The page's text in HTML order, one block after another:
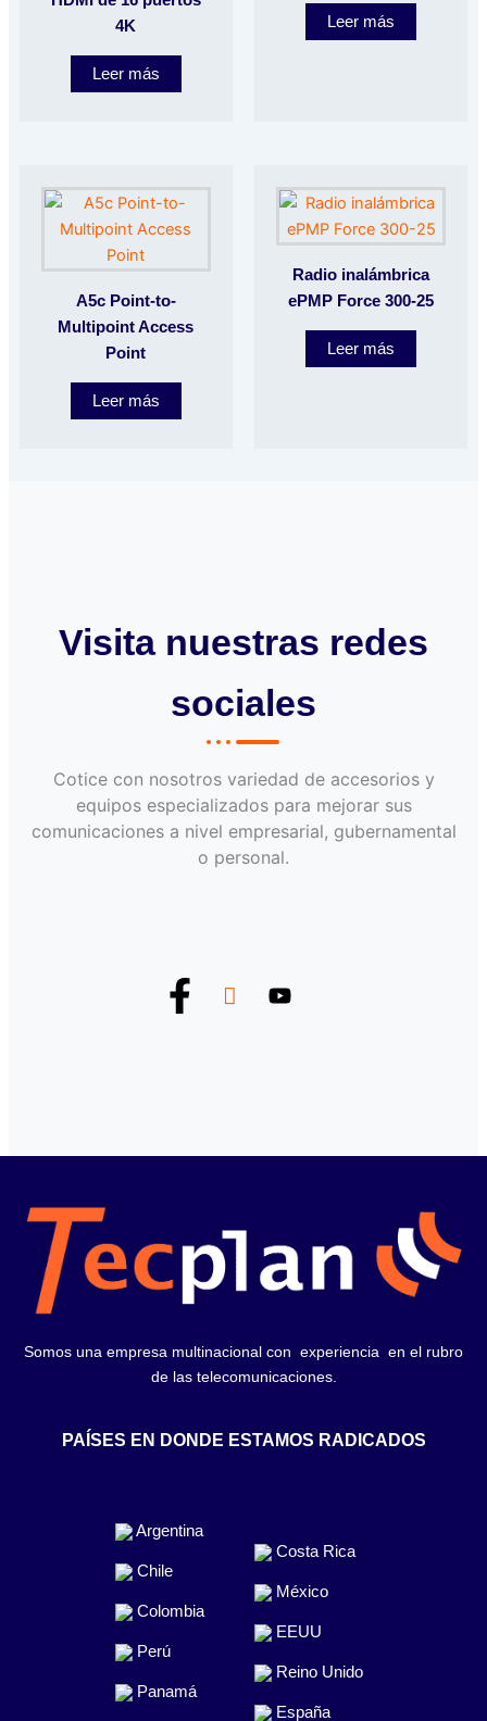
4K
Leer más
Leer más
A5c Point-to-
Multipoint Access
Point
Leer más
Radio inalámbrica
ePMP Force 300-25
Leer más
Visita nuestras redes
sociales
Cotice con nosotros variedad de accesorios y
equipos especializados para mejorar sus
comunicaciones a nivel empresarial, gubernamental
o personal.
Somos una empresa multinacional con experiencia en el rubro
de las telecomunicaciones.
PAÍSES EN DONDE ESTAMOS RADICADOS
Argentina
Chile
Colombia
Perú
Panamá
Costa Rica
México
EEUU
Reino Unido
España